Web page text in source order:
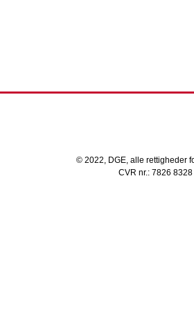
© 2022, DGE, alle rettigheder
CVR nr.: 7826 8328